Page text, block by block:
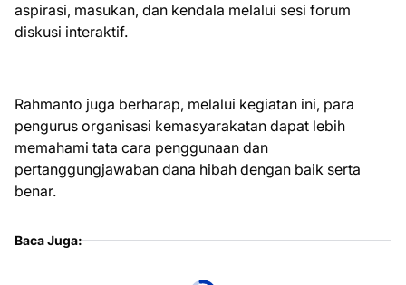
aspirasi, masukan, dan kendala melalui sesi forum
diskusi interaktif.
Rahmanto juga berharap, melalui kegiatan ini, para
pengurus organisasi kemasyarakatan dapat lebih
memahami tata cara penggunaan dan
pertanggungjawaban dana hibah dengan baik serta
benar.
Baca Juga: